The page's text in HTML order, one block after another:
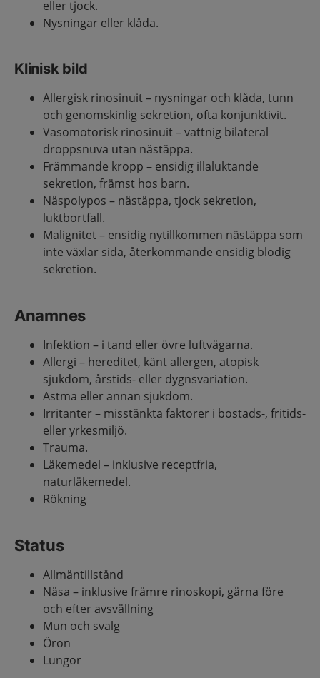
eller tjock.
Nysningar eller klåda.
Klinisk bild
Allergisk rinosinuit – nysningar och klåda, tunn
och genomskinlig sekretion, ofta konjunktivit.
Vasomotorisk rinosinuit – vattnig bilateral
droppsnuva utan nästäppa.
Främmande kropp – ensidig illaluktande
sekretion, främst hos barn.
Näspolypos – nästäppa, tjock sekretion,
luktbortfall.
Malignitet – ensidig nytillkommen nästäppa som
inte växlar sida, återkommande ensidig blodig
sekretion.
Anamnes
Infektion – i tand eller övre luftvägarna.
Allergi – hereditet, känt allergen, atopisk
sjukdom, årstids- eller dygnsvariation.
Astma eller annan sjukdom.
Irritanter – misstänkta faktorer i bostads-, fritids-
eller yrkesmiljö.
Trauma.
Läkemedel – inklusive receptfria,
naturläkemedel.
Rökning
Status
Allmäntillstånd
Näsa – inklusive främre rinoskopi, gärna före
och efter avsvällning
Mun och svalg
Öron
Lungor